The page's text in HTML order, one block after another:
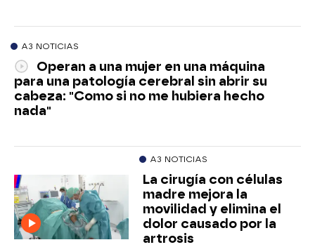
A3 NOTICIAS
Operan a una mujer en una máquina
para una patología cerebral sin abrir su
cabeza: "Como si no me hubiera hecho
nada"
A3 NOTICIAS
La cirugía con células
madre mejora la
movilidad y elimina el
dolor causado por la
artrosis